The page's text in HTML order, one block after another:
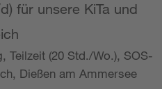
für unsere KiTa und
Teilzeit (20 Std./Wo.), SOS-
Dießen am Ammersee